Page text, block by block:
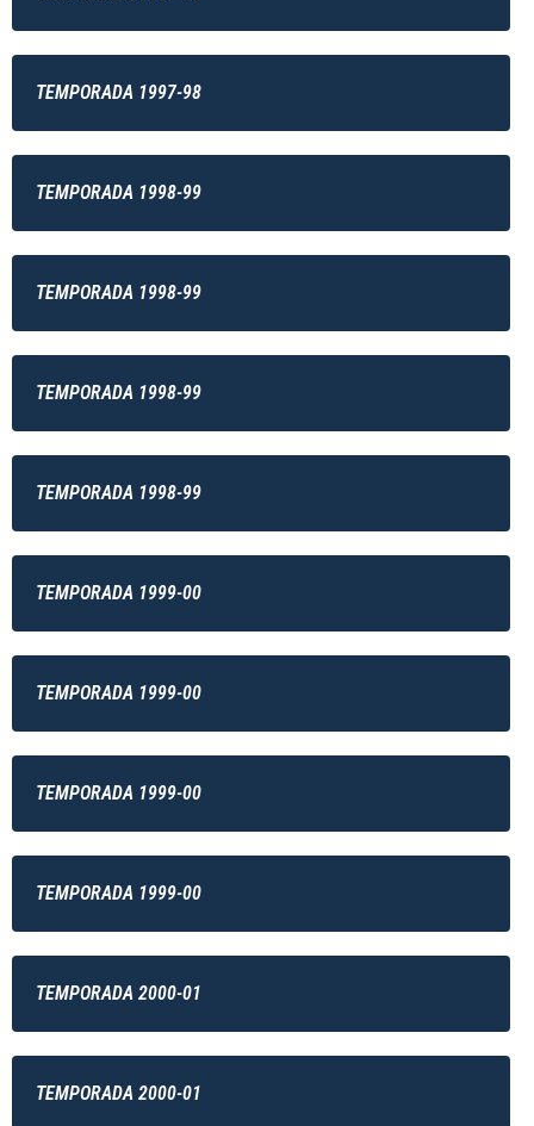
TEMPORADA 1997-98
TEMPORADA 1998-99
TEMPORADA 1998-99
TEMPORADA 1998-99
TEMPORADA 1998-99
TEMPORADA 1999-00
TEMPORADA 1999-00
TEMPORADA 1999-00
TEMPORADA 1999-00
TEMPORADA 2000-01
TEMPORADA 2000-01